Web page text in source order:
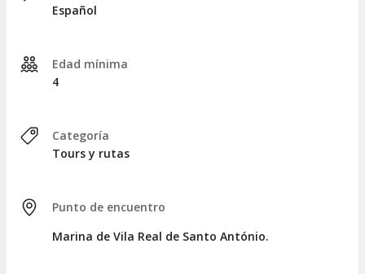
Español
Edad mínima
4
Categoría
Tours y rutas
Punto de encuentro
Marina de Vila Real de Santo António.